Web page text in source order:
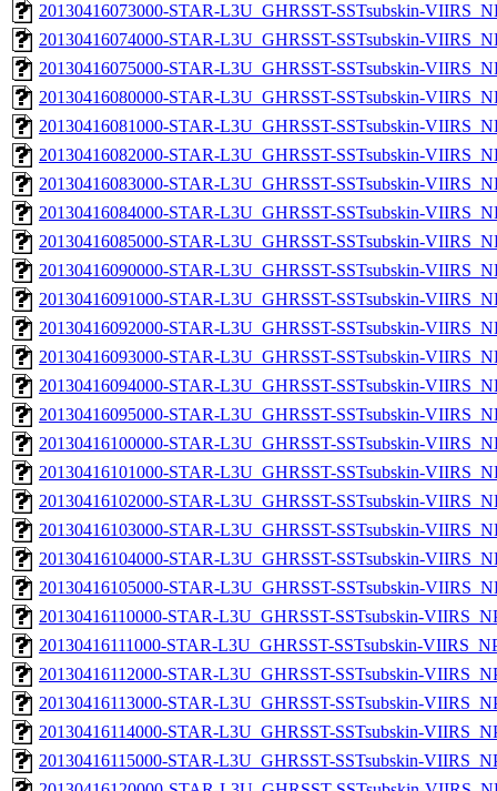
20130416073000-STAR-L3U_GHRSST-SSTsubskin-
20130416074000-STAR-L3U_GHRSST-SSTsubskin-
20130416075000-STAR-L3U_GHRSST-SSTsubskin-
20130416080000-STAR-L3U_GHRSST-SSTsubskin-
20130416081000-STAR-L3U_GHRSST-SSTsubskin-
20130416082000-STAR-L3U_GHRSST-SSTsubskin-
20130416083000-STAR-L3U_GHRSST-SSTsubskin-
20130416084000-STAR-L3U_GHRSST-SSTsubskin-
20130416085000-STAR-L3U_GHRSST-SSTsubskin-
20130416090000-STAR-L3U_GHRSST-SSTsubskin-
20130416091000-STAR-L3U_GHRSST-SSTsubskin-
20130416092000-STAR-L3U_GHRSST-SSTsubskin-
20130416093000-STAR-L3U_GHRSST-SSTsubskin-
20130416094000-STAR-L3U_GHRSST-SSTsubskin-
20130416095000-STAR-L3U_GHRSST-SSTsubskin-
20130416100000-STAR-L3U_GHRSST-SSTsubskin-
20130416101000-STAR-L3U_GHRSST-SSTsubskin-
20130416102000-STAR-L3U_GHRSST-SSTsubskin-
20130416103000-STAR-L3U_GHRSST-SSTsubskin-
20130416104000-STAR-L3U_GHRSST-SSTsubskin-
20130416105000-STAR-L3U_GHRSST-SSTsubskin-
20130416110000-STAR-L3U_GHRSST-SSTsubskin-
20130416111000-STAR-L3U_GHRSST-SSTsubskin-
20130416112000-STAR-L3U_GHRSST-SSTsubskin-
20130416113000-STAR-L3U_GHRSST-SSTsubskin-
20130416114000-STAR-L3U_GHRSST-SSTsubskin-
20130416115000-STAR-L3U_GHRSST-SSTsubskin-